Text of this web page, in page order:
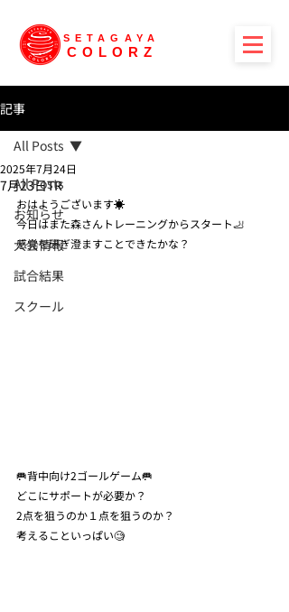
SETAGAYA
COLORZ
記事
All Posts
お知らせ
大会情報
試合結果
スクール
All Posts
7月23日TR
2025年7月24日
おはようございます☀
今日はまた森さんトレーニングからスタート🦶
感覚を研ぎ澄ますことできたかな？
🥅背中向け2ゴールゲーム🥅
どこにサポートが必要か？
2点を狙うのか１点を狙うのか？
考えることいっぱい🧐